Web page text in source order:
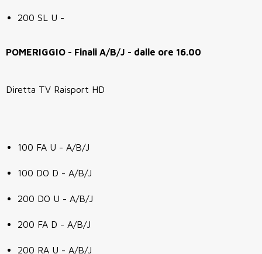
200 SL U -
POMERIGGIO - Finali A/B/J - dalle ore 16.00
Diretta TV Raisport HD
100 FA U - A/B/J
100 DO D - A/B/J
200 DO U - A/B/J
200 FA D - A/B/J
200 RA U - A/B/J